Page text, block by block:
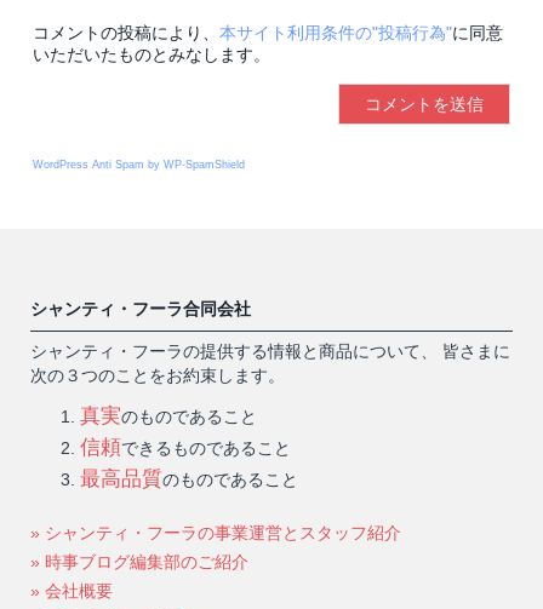
コメントの投稿により、 本サイト利用条件の"投稿行為"に同意
いただいたものとみなします。
WordPress Anti Spam by WP-SpamShield
シャンティ・フーラ合同会社
シャンティ・フーラの提供する情報と商品について、 皆さまに
次の３つのことをお約束します。
真実のものであること
信頼できるものであること
最高品質のものであること
» シャンティ・フーラの事業運営とスタッフ紹介
» 時事ブログ編集部のご紹介
» 会社概要